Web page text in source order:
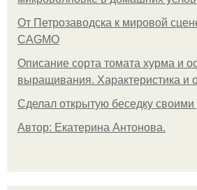
От Петрозаводска к мировой
CAGMO
Описание сорта томата хурма и
выращивания. Характеристика и
Сделал открытую беседку своими
Автор: Екатерина Антонова.